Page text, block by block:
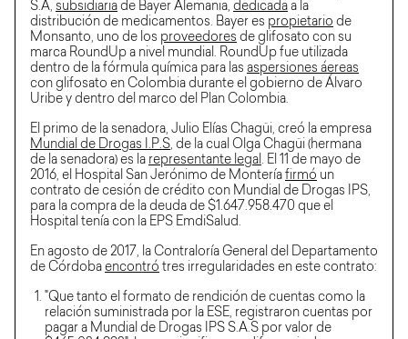
S.A, subsidiaria de Bayer Alemania, dedicada a la
distribución de medicamentos. Bayer es propietario de
Monsanto, uno de los proveedores de glifosato con su
marca RoundUp a nivel mundial. RoundUp fue utilizada
dentro de la fórmula química para las aspersiones áereas
con glifosato en Colombia durante el gobierno de Álvaro
Uribe y dentro del marco del Plan Colombia.
El primo de la senadora, Julio Elías Chagüi, creó la empresa
Mundial de Drogas I.P.S, de la cual Olga Chagüi (hermana
de la senadora) es la representante legal. El 11 de mayo de
2016, el Hospital San Jerónimo de Montería firmó un
contrato de cesión de crédito con Mundial de Drogas IPS,
para la compra de la deuda de $1.647.958.470 que el
Hospital tenía con la EPS EmdiSalud.
En agosto de 2017, la Contraloría General del Departamento
de Córdoba encontró tres irregularidades en este contrato:
"Que tanto el formato de rendición de cuentas como la
relación suministrada por la ESE, registraron cuentas por
pagar a Mundial de Drogas IPS S.A.S por valor de